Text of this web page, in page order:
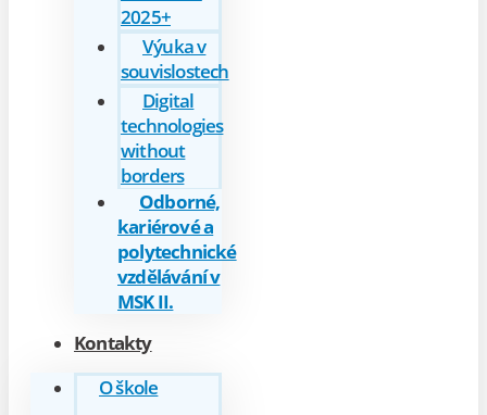
2025+
Výuka v
souvislostech
Digital
technologies
without
borders
Odborné,
kariérové a
polytechnické
vzdělávání v
MSK II.
Kontakty
O škole